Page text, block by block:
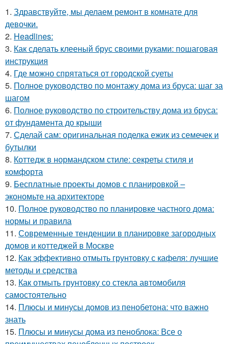
1. Здравствуйте, мы делаем ремонт в комнате для
девочки.
2. Headlines:
3. Как сделать клееный брус своими руками: пошаговая
инструкция
4. Где можно спрятаться от городской суеты
5. Полное руководство по монтажу дома из бруса: шаг за
шагом
6. Полное руководство по строительству дома из бруса:
от фундамента до крыши
7. Сделай сам: оригинальная поделка ежик из семечек и
бутылки
8. Коттедж в нормандском стиле: секреты стиля и
комфорта
9. Бесплатные проекты домов с планировкой –
экономьте на архитекторе
10. Полное руководство по планировке частного дома:
нормы и правила
11. Современные тенденции в планировке загородных
домов и коттеджей в Москве
12. Как эффективно отмыть грунтовку с кафеля: лучшие
методы и средства
13. Как отмыть грунтовку со стекла автомобиля
самостоятельно
14. Плюсы и минусы домов из пенобетона: что важно
знать
15. Плюсы и минусы дома из пеноблока: Все о